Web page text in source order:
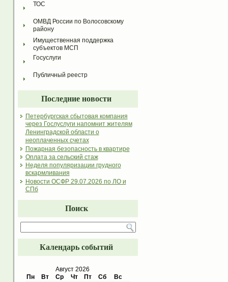
ТОС
ОМВД России по Волосовскому
району
Имущественная поддержка
субъектов МСП
Госуслуги
Публичный реестр
Последние новости
Петербургская сбытовая компания
через Гослуслуги напомнит жителям
Ленинградской области о
неоплаченных счетах
Пожарная безопасность в квартире
Оплата за сельский стаж
Неделя популяризации грудного
вскармливания
Новости ОСФР 29.07.2026 по ЛО и
СПб
Поиск
Календарь событий
Август 2026
Пн
Вт Ср Чт Пт Сб
Вс